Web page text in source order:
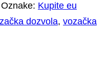
Oznake: Kupite eu
dozvola, vozačka